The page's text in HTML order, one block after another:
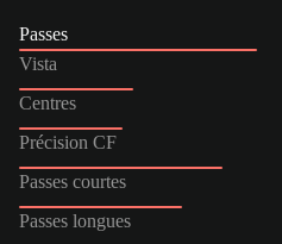
Passes
Vista
Centres
Précision CF
Passes courtes
Passes longues